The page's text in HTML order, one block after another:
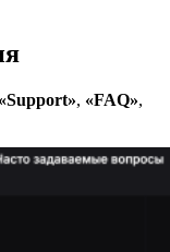
«Support», «FAQ»,